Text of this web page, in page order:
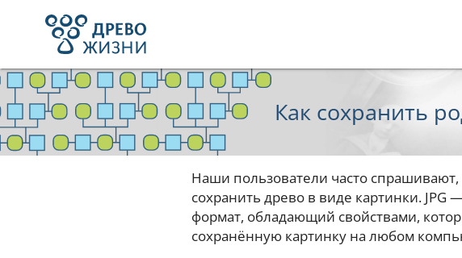
Как сохранить
Наши пользователи часто спрашивают,
сохранить древо в виде картинки.
формат, обладающий свойствами,
сохранённую картинку на любом